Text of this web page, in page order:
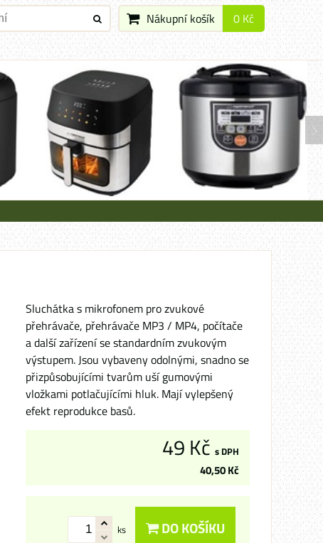
Nákupní košík 0 Kč
Sluchátka s mikrofonem pro zvukové
přehrávače, přehrávače MP3 / MP4, počítače
a další zařízení se standardním zvukovým
výstupem. Jsou vybaveny odolnými, snadno se
přizpůsobujícími tvarům uší gumovými
vložkami potlačujícími hluk. Mají vylepšený
efekt reprodukce basů.
49 Kč s DPH
40,50 Kč
ks DO KOŠÍKU